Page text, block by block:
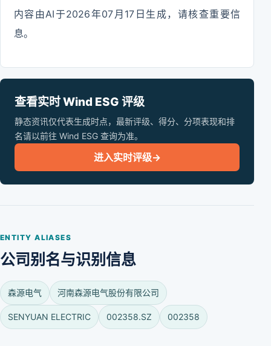
内容由AI于2026年07月17日生成，请核查重要信
息。
查看实时 Wind ESG 评级
静态资讯仅代表生成时点，最新评级、得分、分项表现和排
名请以前往 Wind ESG 查询为准。
进入实时评级→
ENTITY ALIASES
公司别名与识别信息
森源电气 河南森源电气股份有限公司
SENYUAN ELECTRIC 002358.SZ 002358